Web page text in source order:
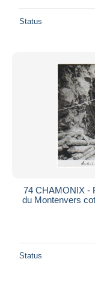
Status
74 CHAMONIX -
du Montenvers
Status